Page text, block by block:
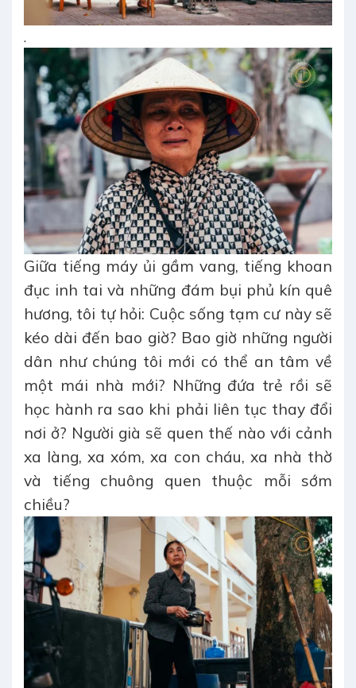
.
Giữa tiếng máy ủi gầm vang, tiếng khoan
đục inh tai và những đám bụi phủ kín quê
hương, tôi tự hỏi: Cuộc sống tạm cư này sẽ
kéo dài đến bao giờ? Bao giờ những người
dân như chúng tôi mới có thể an tâm về
một mái nhà mới? Những đứa trẻ rồi sẽ
học hành ra sao khi phải liên tục thay đổi
nơi ở? Người già sẽ quen thế nào với cảnh
xa làng, xa xóm, xa con cháu, xa nhà thờ
và tiếng chuông quen thuộc mỗi sớm
chiều?